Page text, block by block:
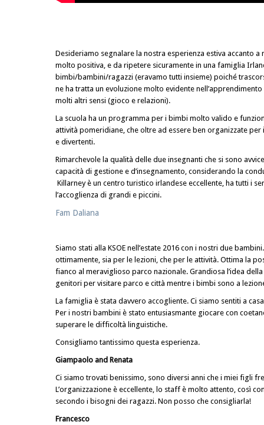
Desideriamo segnalare la nostra esperienza estiva accanto
molto positiva, e da ripetere sicuramente in una famiglia
bimbi/bambini/ragazzi (eravamo tutti insieme) poiché
ne ha tratta un evoluzione molto evidente
molti altri sensi (gioco e relazioni).
La scuola ha un programma per i bimbi molto valido e
attività pomeridiane, che oltre ad essere ben organizzate
e divertenti.
Rimarchevole la qualità delle due insegnanti che si sono
capacità di gestione e d’insegnamento, considerando la
Killarney è un centro turistico irlandese eccellente, ha tutti i
l’accoglienza di grandi e piccini.
Fam Daliana
Siamo stati alla KSOE nell’estate 2016 con i nostri due
ottimamente, sia per le lezioni, che per le attività. Ottima la
fianco al meraviglioso parco nazionale. Grandiosa l’idea
genitori per visitare parco e città mentre i bimbi sono a
La famiglia è stata davvero accogliente. Ci siamo sentiti a
Per i nostri bambini è stato entusiasmante giocare con
superare le difficoltà linguistiche.
Consigliamo tantissimo questa esperienza.
Giampaolo and Renata
Ci siamo trovati benissimo, sono diversi anni che i miei figli
L’organizzazione è eccellente, lo staff è molto attento, così
secondo i bisogni dei ragazzi. Non posso che consigliarla!
Francesco